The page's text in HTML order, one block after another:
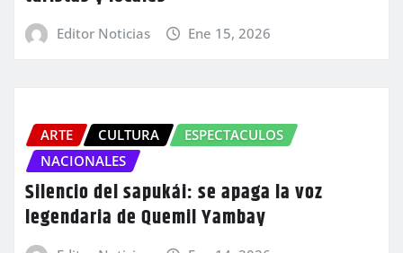
Editor Noticias Ene 15, 2026
ARTE CULTURA
ESPECTACULOS
NACIONALES
Silencio del sapukái: se apaga la voz
legendaria de Quemil Yambay